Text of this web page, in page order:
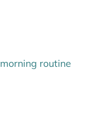
routine